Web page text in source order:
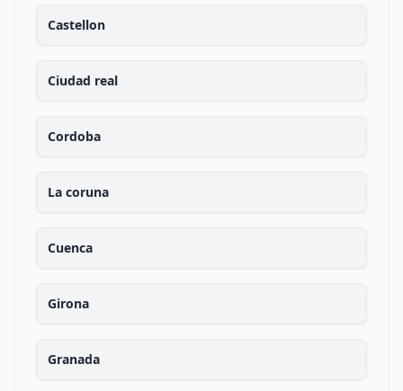
Castellon
Ciudad real
Cordoba
La coruna
Cuenca
Girona
Granada